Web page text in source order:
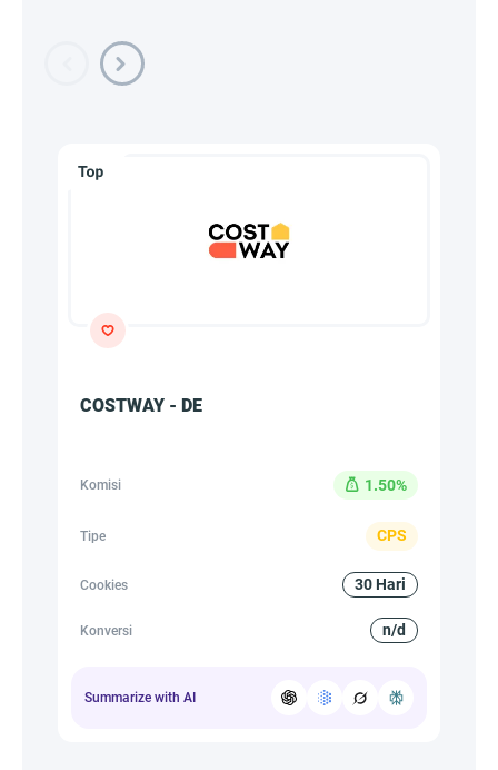
COSTWAY - DE
Komisi 1.50%
Tipe CPS
Cookies 30 Hari
Konversi n/d
Summarize with AI